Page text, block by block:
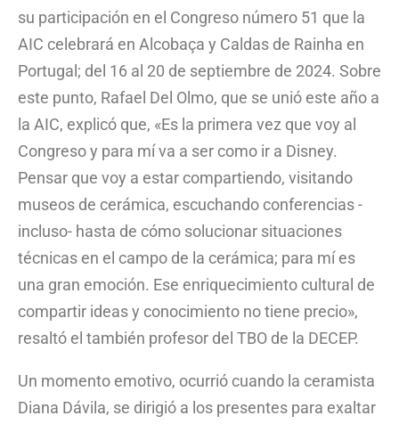
su participación en el Congreso número 51 que la
AIC celebrará en Alcobaça y Caldas de Rainha en
Portugal; del 16 al 20 de septiembre de 2024. Sobre
este punto, Rafael Del Olmo, que se unió este año a
la AIC, explicó que, «Es la primera vez que voy al
Congreso y para mí va a ser como ir a Disney.
Pensar que voy a estar compartiendo, visitando
museos de cerámica, escuchando conferencias -
incluso- hasta de cómo solucionar situaciones
técnicas en el campo de la cerámica; para mí es
una gran emoción. Ese enriquecimiento cultural de
compartir ideas y conocimiento no tiene precio»,
resaltó el también profesor del TBO de la DECEP.
Un momento emotivo, ocurrió cuando la ceramista
Diana Dávila, se dirigió a los presentes para exaltar